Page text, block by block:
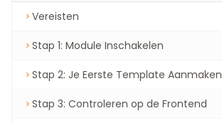
Vereisten
Stap 1: Module Inschakelen
Stap 2: Je Eerste Template Aanmaken
Stap 3: Controleren op de Frontend